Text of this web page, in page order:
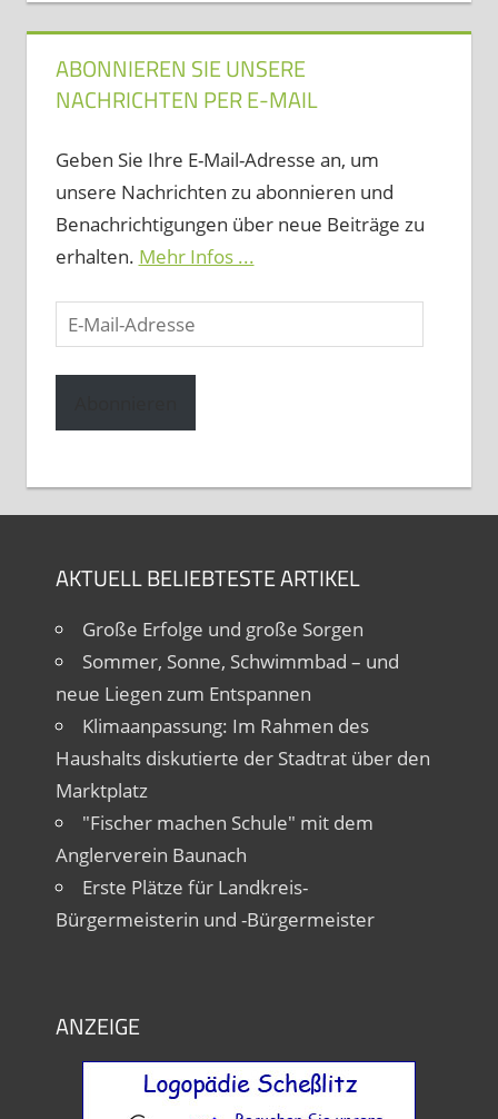
ABONNIEREN SIE UNSERE
NACHRICHTEN PER E-MAIL
Geben Sie Ihre E-Mail-Adresse an, um
unsere Nachrichten zu abonnieren und
Benachrichtigungen über neue Beiträge zu
erhalten. Mehr Infos ...
E-
Mail-
Adresse
AKTUELL BELIEBTESTE ARTIKEL
Große Erfolge und große Sorgen
Sommer, Sonne, Schwimmbad – und
neue Liegen zum Entspannen
Klimaanpassung: Im Rahmen des
Haushalts diskutierte der Stadtrat über den
Marktplatz
"Fischer machen Schule" mit dem
Anglerverein Baunach
Erste Plätze für Landkreis-
Bürgermeisterin und -Bürgermeister
ANZEIGE